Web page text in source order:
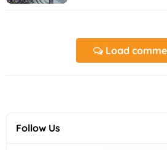
Load
Follow Us